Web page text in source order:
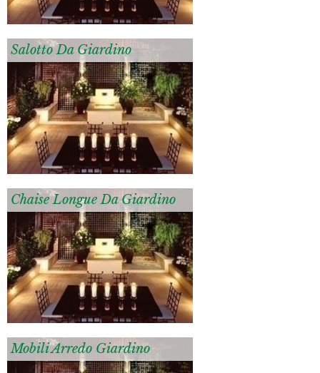
Salotto Da Giardino
Chaise Longue Da Giardino
Mobili Arredo Giardino